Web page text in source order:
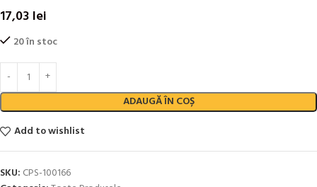
17,03 lei
20 în stoc
ADAUGĂ ÎN COȘ
Add to wishlist
SKU: CPS-100166